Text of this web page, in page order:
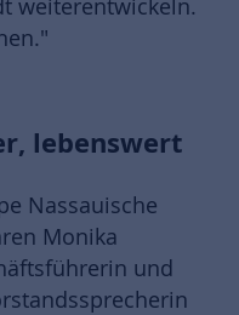
weiterentwickeln.
lebenswert
Nassauische
Monika
und